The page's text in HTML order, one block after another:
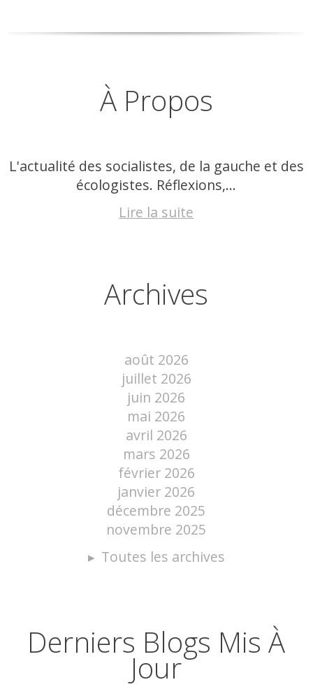
À Propos
L'actualité des socialistes, de la gauche et des
écologistes. Réflexions,...
Lire la suite
Archives
août 2026
juillet 2026
juin 2026
mai 2026
avril 2026
mars 2026
février 2026
janvier 2026
décembre 2025
novembre 2025
Toutes les archives
Derniers Blogs Mis À
Jour